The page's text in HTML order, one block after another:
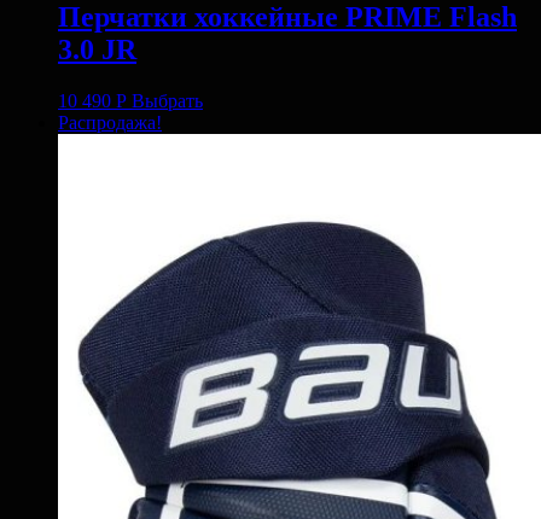
Перчатки хоккейные PRIME Flash
3.0 JR
10 490 Р Выбрать
Распродажа!